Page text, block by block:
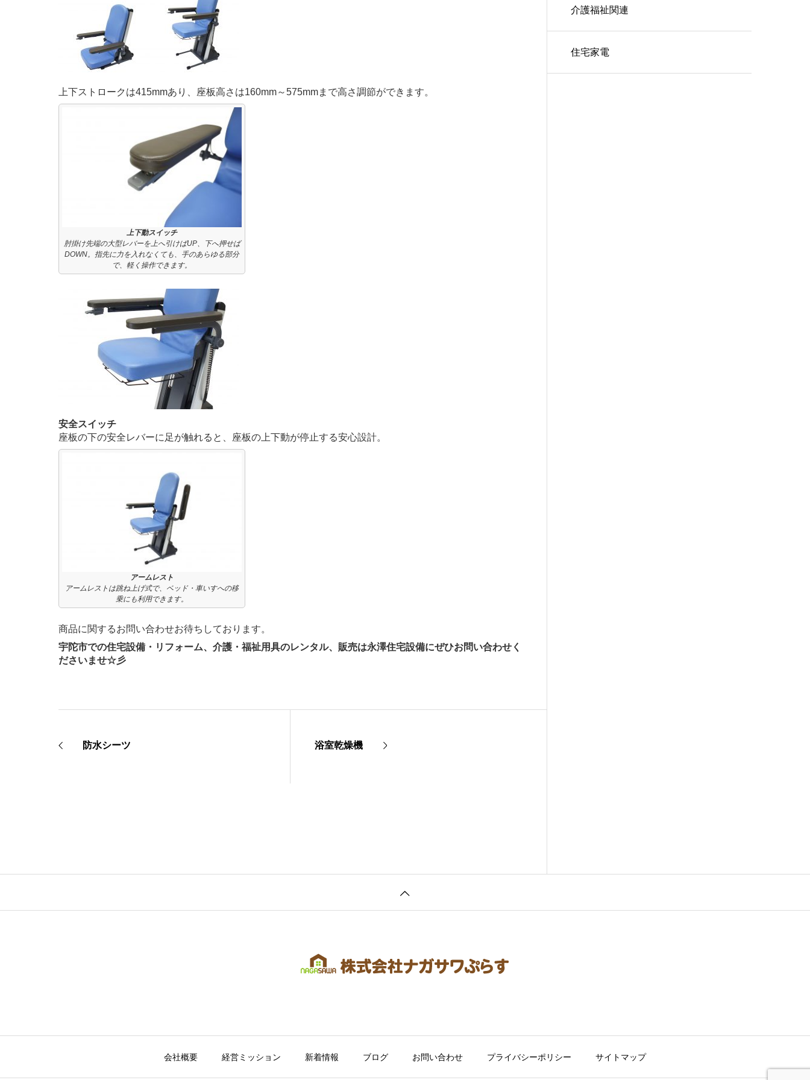
上下ストロークは415mmあり、座板高さは160mm～575mmまで高さ調節ができます。
上下動スイッチ
肘掛け先端の大型レバーを上へ引けばUP、下へ押せば
DOWN。指先に力を入れなくても、手のあらゆる部分
で、軽く操作できます。
安全スイッチ
座板の下の安全レバーに足が触れると、座板の上下動が停止する安心設計。
アームレスト
アームレストは跳ね上げ式で、ベッド・車いすへの移
乗にも利用できます。
商品に関するお問い合わせお待ちしております。
宇陀市での住宅設備・リフォーム、介護・福祉用具のレンタル、販売は永澤住宅設備にぜひお問い合わせく
ださいませ☆彡
防水シーツ 浴室乾燥機
介護福祉関連
住宅家電
会社概要 経営ミッション 新着情報 ブログ お問い合わせ プライバシーポリシー サイトマップ